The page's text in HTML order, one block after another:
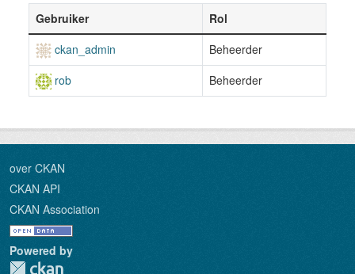
Gebruiker
Rol
ckan_admin
Beheerder
rob
Beheerder
over CKAN
CKAN API
CKAN Association
Powered by